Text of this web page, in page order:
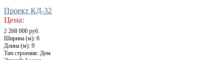
Проект КД-32
Цена:
2 268 000 руб.
Ширина (м): 6
Длина (м): 9
Тип строения: Дом